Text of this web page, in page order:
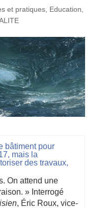
et pratiques, Education,
bâtiment pour
mais la
des travaux,
On attend une
» Interrogé
, Éric Roux, vice-